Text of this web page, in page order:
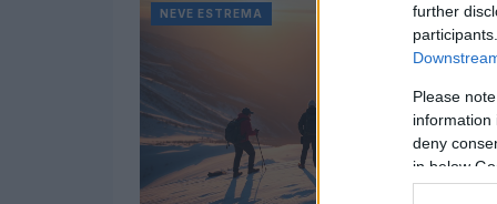
further
Please
information
deny
in below
NEVE ESTREMA